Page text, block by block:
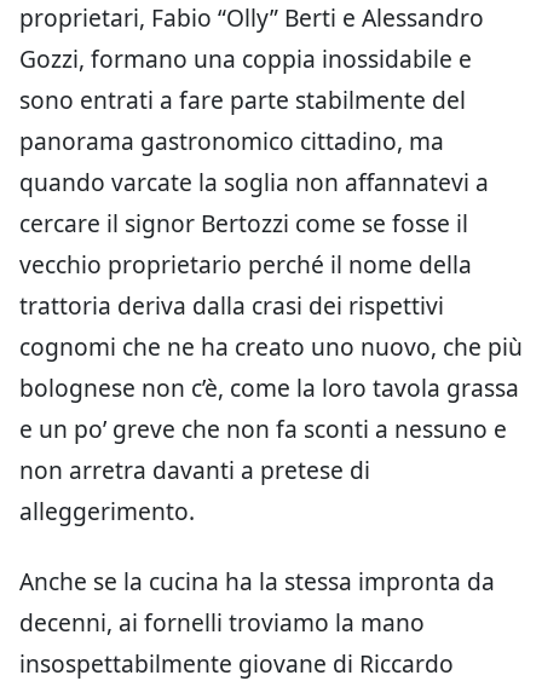
proprietari, Fabio “Olly” Berti e Alessandro
Gozzi, formano una coppia inossidabile e
sono entrati a fare parte stabilmente del
panorama gastronomico cittadino, ma
quando varcate la soglia non affannatevi a
cercare il signor Bertozzi come se fosse il
vecchio proprietario perché il nome della
trattoria deriva dalla crasi dei rispettivi
cognomi che ne ha creato uno nuovo, che più
bolognese non c’è, come la loro tavola grassa
e un po’ greve che non fa sconti a nessuno e
non arretra davanti a pretese di
alleggerimento.
Anche se la cucina ha la stessa impronta da
decenni, ai fornelli troviamo la mano
insospettabilmente giovane di Riccardo